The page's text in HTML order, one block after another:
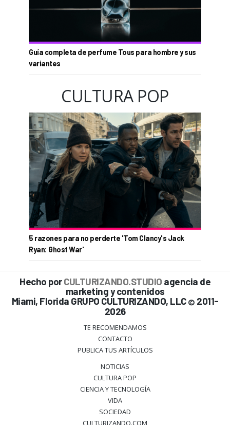
Guía completa de perfume Tous para hombre y sus
variantes
CULTURA POP
5 razones para no perderte 'Tom Clancy's Jack
Ryan: Ghost War'
Hecho porCULTURIZANDO.STUDIO agencia de
marketing y contenidos
Miami, Florida GRUPO CULTURIZANDO, LLC © 2011-
2026
TE RECOMENDAMOS
CONTACTO
PUBLICA TUS ARTÍCULOS
NOTICIAS
CULTURA POP
CIENCIA Y TECNOLOGÍA
VIDA
SOCIEDAD
CULTURIZANDO.COM